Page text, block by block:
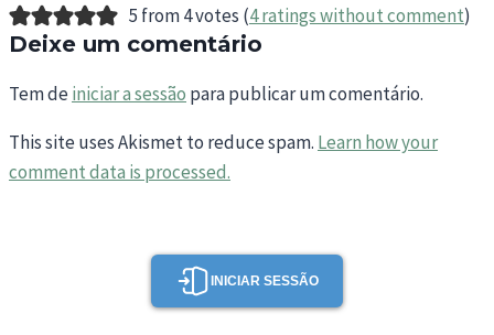
5 from 4 votes (4 ratings without comment)
Deixe um comentário
Tem deiniciar a sessão para publicar um comentário.
This site uses Akismet to reduce spam. Learn how your
comment data is processed.
INICIAR SESSÃO